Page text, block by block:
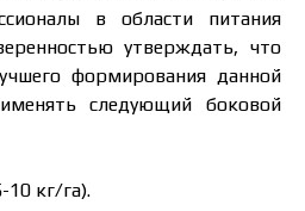
в области питания
утверждать, что
формирования данной
следующий боковой
10 кг/га).